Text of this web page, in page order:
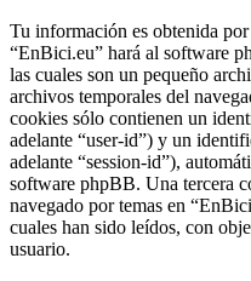
Tu información es obtenida
“EnBici.eu” hará al software
las cuales son un pequeño
archivos temporales del
cookies sólo contienen un
adelante “user-id”) y un
adelante “session-id”),
software phpBB. Una tercera
navegado por temas en
cuales han sido leídos, con
usuario.